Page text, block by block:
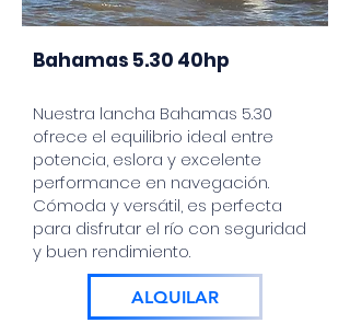
Bahamas 5.30 40hp
Nuestra lancha Bahamas 5.30
ofrece el equilibrio ideal entre
potencia, eslora y excelente
performance en navegación.
Cómoda y versátil, es perfecta
para disfrutar el río con seguridad
y buen rendimiento.
ALQUILAR